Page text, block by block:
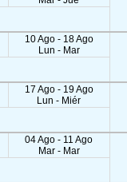
10 Ago - 18 Ago
Lun - Mar
17 Ago - 19 Ago
Lun - Miér
04 Ago - 11 Ago
Mar - Mar